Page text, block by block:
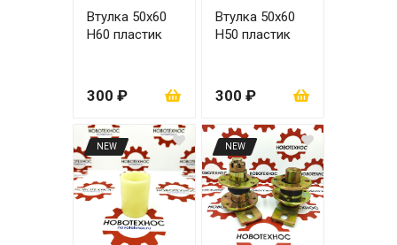
Втулка 50х60
H60 пластик
300 ₽
Втулка 50х60
H50 пластик
300 ₽
NEW NEW